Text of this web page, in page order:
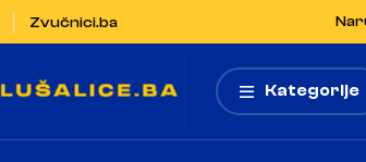
Zvučnici.ba
Kategorije